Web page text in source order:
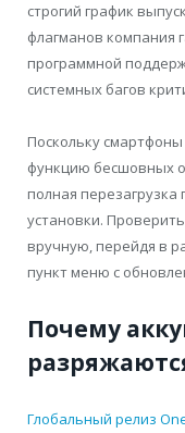
строгий график
флагманов компания
программной
системных багов
Поскольку
функцию бесшовных
полная
установки.
вручную, перейдя в
пункт меню с
Почему
Глобальный релиз